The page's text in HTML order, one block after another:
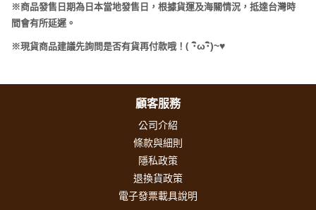
※商品發售日期為日本當地發售日，根據貨運及海關情況，抵達台灣時
間會有所延遲。
※現貨商品建議先詢問是否有貨再付款哦！ (･ω･)~♥
顧客服務
公司介紹
條款與細則
隱私政策
退換貨政策
電子發票載具說明